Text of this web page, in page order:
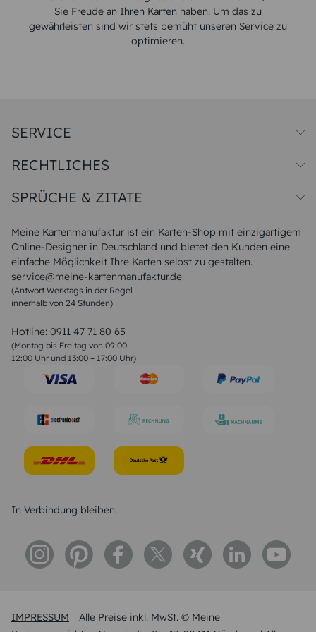
Sie Freude an Ihren Karten haben. Um das zu
gewährleisten sind wir stets bemüht unseren Service zu
optimieren.
Meine Kartenmanufaktur ist ein Karten-Shop mit einzigartigem
Online-Designer in Deutschland und bietet den Kunden eine
einfache Möglichkeit Ihre Karten selbst zu gestalten.
service@meine-kartenmanufaktur.de
(Antwort Werktags in der Regel
innerhalb von 24 Stunden)
Hotline: 0911 47 71 80 65
(Montag bis Freitag von 09:00 –
12:00 Uhr und 13:00 – 17:00 Uhr)
SERVICE
Papiersorten
Unsere Produktion
Magazin
FAQ
RECHTLICHES
Widerrufsbelehrung
SPRÜCHE & ZITATE
Liebeskummer Sprüche
Sommer Sprüche
Muttertagssprüche
Sprüche zur Hochzeit
Sprüche zur Konfirmation & Kommunion
Weihnachtsgedichte
Liebessprüche
Geburtstagssprüche
Trauersprüche
Konfirmation Glückwünsche
IMPRESSUM
Alle Preise inkl. MwSt. © Meine
In Verbindung bleiben: